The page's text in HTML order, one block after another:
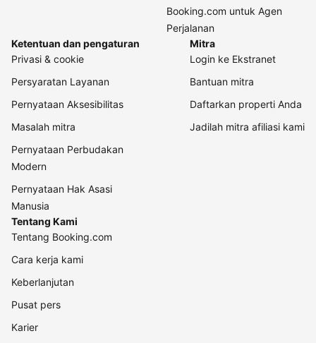
Booking.com untuk Agen
Perjalanan
Ketentuan dan pengaturan
Privasi & cookie
Persyaratan Layanan
Pernyataan Aksesibilitas
Masalah mitra
Pernyataan Perbudakan
Modern
Pernyataan Hak Asasi
Manusia
Mitra
Login ke Ekstranet
Bantuan mitra
Daftarkan properti Anda
Jadilah mitra afiliasi kami
Tentang Kami
Tentang Booking.com
Cara kerja kami
Keberlanjutan
Pusat pers
Karier